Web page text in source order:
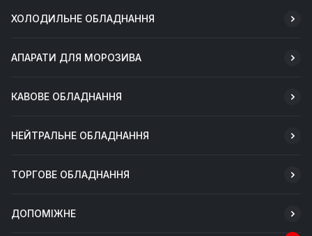
ХОЛОДИЛЬНЕ ОБЛАДНАННЯ
АПАРАТИ ДЛЯ МОРОЗИВА
КАВОВЕ ОБЛАДНАННЯ
НЕЙТРАЛЬНЕ ОБЛАДНАННЯ
ТОРГОВЕ ОБЛАДНАННЯ
ДОПОМІЖНЕ